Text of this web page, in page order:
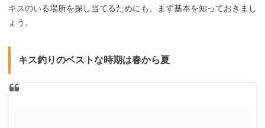
キスのいる場所を探し当てるためにも、まず基本を知っておきまし
ょう。
キス釣りのベストな時期は春から夏